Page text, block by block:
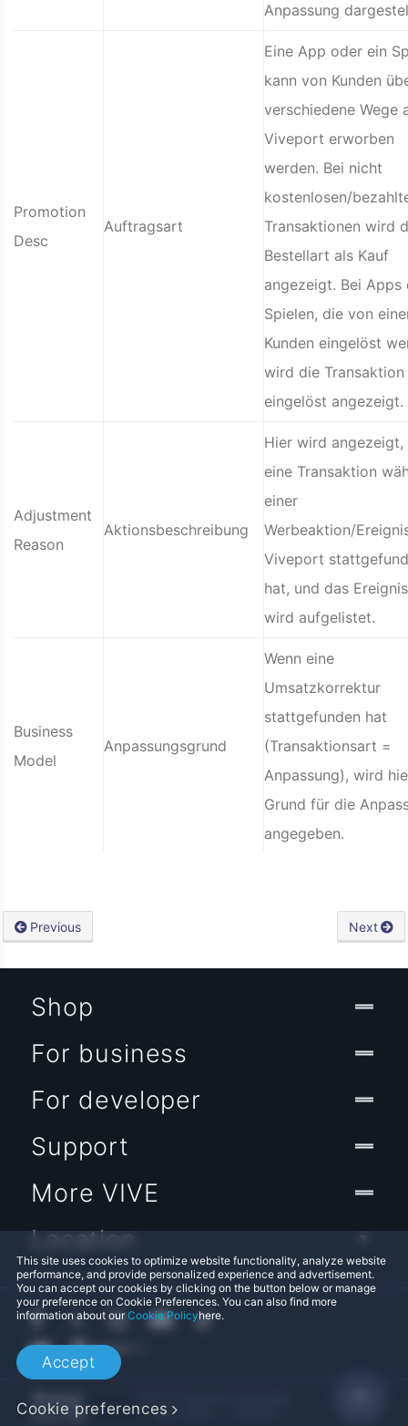
Anpassung
Promotion
Desc
Auftragsart
Eine App oder ein
kann von Kunden
verschiedene Wege
Viveport erworben
werden. Bei nicht
kostenlosen/
Transaktionen wird
Bestellart als Kauf
angezeigt. Bei Apps
Spielen, die von
Kunden eingelöst
wird die Transaktion
eingelöst angezeigt.
Adjustment
Reason
Aktionsbeschreibung
Hier wird angezeigt,
eine Transaktion
einer
Werbeaktion/
Viveport
hat, und das Ereignis
wird aufgelistet.
Business
Model
Anpassungsgrund
Wenn eine
Umsatzkorrektur
stattgefunden hat
(Transaktionsart =
Anpassung), wird
Grund für die
angegeben.
Previous Next
This site uses cookies to optimize website functionality, analyze website
performance, and provide personalized experience and advertisement.
You can accept our cookies by clicking on the button below or manage
your preference on Cookie Preferences. You can also find more
information about ourCookie Policyhere.
Accept
Cookie preferences
Shop
For business
For developer
Support
More VIVE
Location
Legal Terms